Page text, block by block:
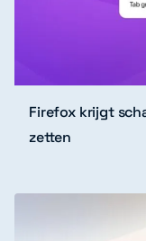
Firefox krijgt
zetten